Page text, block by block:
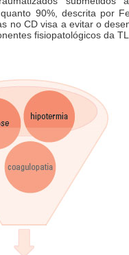
90%, descrita por
no CD visa a evitar o
fisiopatológicos da